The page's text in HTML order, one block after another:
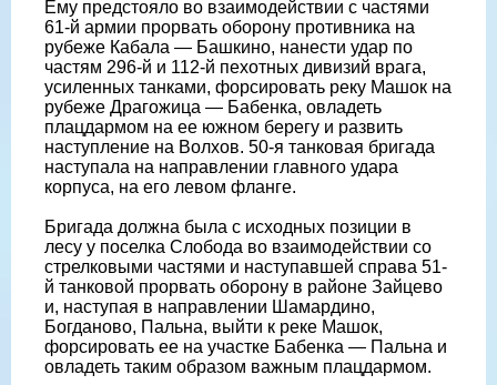
Ему предстояло во взаимодействии с частями
61-й армии прорвать оборону противника на
рубеже Кабала — Башкино, нанести удар по
частям 296-й и 112-й пехотных дивизий врага,
усиленных танками, форсировать реку Машок на
рубеже Драгожица — Бабенка, овладеть
плацдармом на ее южном берегу и развить
наступление на Волхов. 50-я танковая бригада
наступала на направлении главного удара
корпуса, на его левом фланге.
Бригада должна была с исходных позиции в
лесу у поселка Слобода во взаимодействии со
стрелковыми частями и наступавшей справа 51-
й танковой прорвать оборону в районе Зайцево
и, наступая в направлении Шамардино,
Богданово, Пальна, выйти к реке Машок,
форсировать ее на участке Бабенка — Пальна и
овладеть таким образом важным плацдармом.